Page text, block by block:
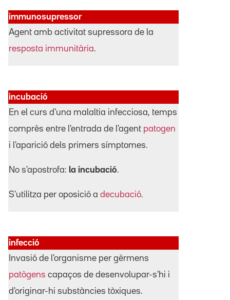
immunosupressor
Agent amb activitat supressora de la
resposta immunitària.
incubació
En el curs d'una malaltia infecciosa, temps
comprès entre l'entrada de l'agent patogen
i l'aparició dels primers símptomes.
No s'apostrofa: la incubació.
S'utilitza per oposició a decubació.
infecció
Invasió de l'organisme per gèrmens
patògens capaços de desenvolupar-s'hi i
d'originar-hi substàncies tòxiques.